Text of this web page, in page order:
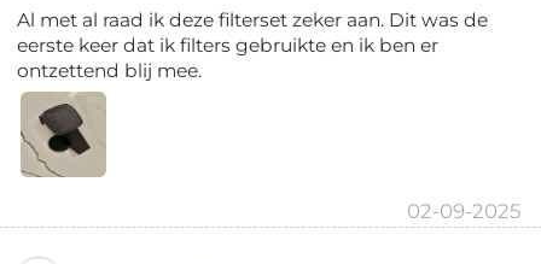
Al met al raad ik deze filterset zeker aan. Dit was de
eerste keer dat ik filters gebruikte en ik ben er
ontzettend blij mee.
02-09-2025